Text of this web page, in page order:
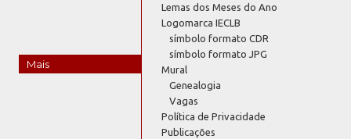
Mais
Lemas dos Meses do Ano
Logomarca IECLB
símbolo formato CDR
símbolo formato JPG
Mural
Genealogia
Vagas
Política de Privacidade
Publicações